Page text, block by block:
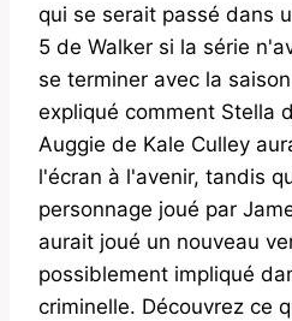
qui se serait passé dans
5 de Walker si la série
se terminer avec la
expliqué comment Stella
Auggie de Kale Culley
l'écran à l'avenir, tandis
personnage joué par
aurait joué un nouveau
possiblement impliqué
criminelle. Découvrez ce